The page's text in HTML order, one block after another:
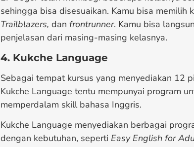
sehingga bisa disesuaikan. Kamu bisa memilih
Trailblazers, dan frontrunner. Kamu bisa
penjelasan dari masing-masing kelasnya.
4. Kukche Language
Sebagai tempat kursus yang menyediakan 12
Kukche Language tentu mempunyai program
memperdalam skill bahasa Inggris.
Kukche Language menyediakan berbagai
dengan kebutuhan, seperti Easy English for